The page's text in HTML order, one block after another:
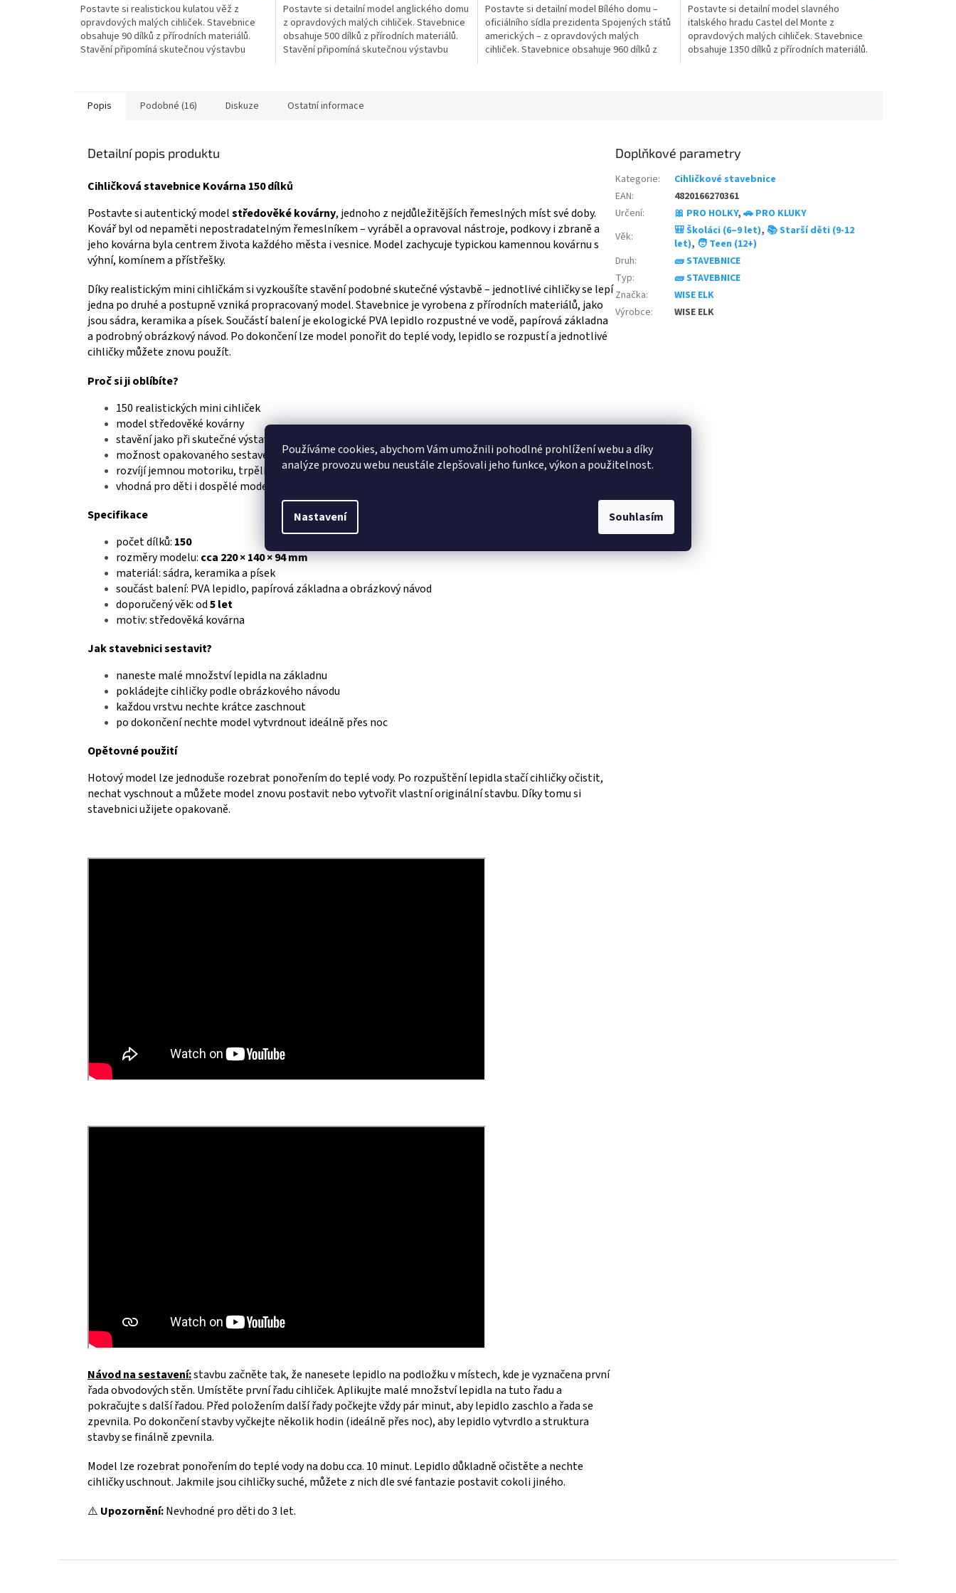
Používáme cookies, abychom Vám umožnili pohodlné prohlížení webu a díky
analýze provozu webu neustále zlepšovali jeho funkce, výkon a použitelnost.
Nastavení Souhlasím
z
5
hvězdiček.
Postavte si realistickou kulatou věž z
opravdových malých cihliček. Stavebnice
obsahuje 90 dílků z přírodních materiálů.
Stavění připomíná skutečnou výstavbu
z
5
hvězdiček.
Postavte si detailní model anglického domu
z opravdových malých cihliček. Stavebnice
obsahuje 500 dílků z přírodních materiálů.
Stavění připomíná skutečnou výstavbu
z
5
hvězdiček.
Postavte si detailní model Bílého domu –
oficiálního sídla prezidenta Spojených států
amerických – z opravdových malých
cihliček. Stavebnice obsahuje 960 dílků z
z
5
hvězdiček.
Postavte si detailní model slavného
italského hradu Castel del Monte z
opravdových malých cihliček. Stavebnice
obsahuje 1350 dílků z přírodních materiálů.
Popis Podobné (16) Diskuze Ostatní informace
Detailní popis produktu
Cihličková stavebnice Kovárna 150 dílků
Postavte si autentický modelstředověké kovárny, jednoho z nejdůležitějších řemeslných míst své doby.
Kovář byl od nepaměti nepostradatelným řemeslníkem – vyráběl a opravoval nástroje, podkovy i zbraně a
jeho kovárna byla centrem života každého města i vesnice. Model zachycuje typickou kamennou kovárnu s
výhní, komínem a přístřešky.
Díky realistickým mini cihličkám si vyzkoušíte stavění podobné skutečné výstavbě – jednotlivé cihličky se lepí
jedna po druhé a postupně vzniká propracovaný model. Stavebnice je vyrobena z přírodních materiálů, jako
jsou sádra, keramika a písek. Součástí balení je ekologické PVA lepidlo rozpustné ve vodě, papírová základna
a podrobný obrázkový návod. Po dokončení lze model ponořit do teplé vody, lepidlo se rozpustí a jednotlivé
cihličky můžete znovu použít.
Proč si ji oblíbíte?
150 realistických mini cihliček
model středověké kovárny
stavění jako při skutečné výstavbě
možnost opakovaného sestavení
rozvíjí jemnou motoriku, trpělivost a kreativitu
vhodná pro děti i dospělé modeláře
Specifikace
počet dílků: 150
rozměry modelu: cca 220 × 140 × 94 mm
materiál: sádra, keramika a písek
součást balení: PVA lepidlo, papírová základna a obrázkový návod
doporučený věk: od5 let
motiv: středověká kovárna
Jak stavebnici sestavit?
naneste malé množství lepidla na základnu
pokládejte cihličky podle obrázkového návodu
každou vrstvu nechte krátce zaschnout
po dokončení nechte model vytvrdnout ideálně přes noc
Opětovné použití
Hotový model lze jednoduše rozebrat ponořením do teplé vody. Po rozpuštění lepidla stačí cihličky očistit,
nechat vyschnout a můžete model znovu postavit nebo vytvořit vlastní originální stavbu. Díky tomu si
stavebnici užijete opakovaně.
Návod na sestavení:stavbu začněte tak, že nanesete lepidlo na podložku v místech, kde je vyznačena první
řada obvodových stěn. Umístěte první řadu cihliček. Aplikujte malé množství lepidla na tuto řadu a
pokračujte s další řadou. Před položením další řady počkejte vždy pár minut, aby lepidlo zaschlo a řada se
zpevnila. Po dokončení stavby vyčkejte několik hodin (ideálně přes noc), aby lepidlo vytvrdlo a struktura
stavby se finálně zpevnila.
Model lze rozebrat ponořením do teplé vody na dobu cca. 10 minut. Lepidlo důkladně očistěte a nechte
cihličky uschnout. Jakmile jsou cihličky suché, můžete z nich dle své fantazie postavit cokoli jiného.
⚠️ Upozornění:Nevhodné pro děti do 3 let.
Doplňkové parametry
Kategorie:
Cihličkové stavebnice
EAN:
4820166270361
Určení: 🎀 PRO HOLKY,🚗 PRO KLUKY
Věk: 🎒 Školáci (6–9 let), 📚 Starší děti (9-12
let), 🧑 Teen (12+)
Druh:
🧱 STAVEBNICE
Typ:
🧱 STAVEBNICE
Značka:
WISE ELK
Výrobce: WISE ELK